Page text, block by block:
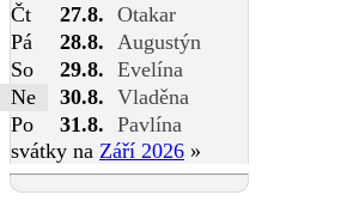
Čt
27.8. Otakar
Pá
28.8.
Augustýn
So
29.8. Evelína
Ne
30.8. Vladěna
Po
31.8. Pavlína
svátky na Září 2026 »